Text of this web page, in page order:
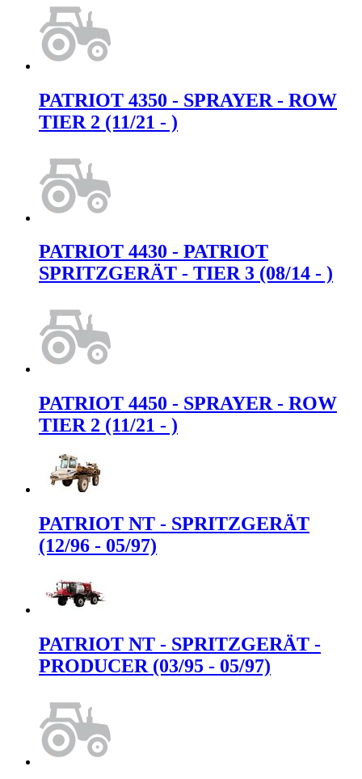
PATRIOT 4350 - SPRAYER - ROW
TIER 2 (11/21 - )
PATRIOT 4430 - PATRIOT
SPRITZGERÄT - TIER 3 (08/14 - )
PATRIOT 4450 - SPRAYER - ROW
TIER 2 (11/21 - )
PATRIOT NT - SPRITZGERÄT
(12/96 - 05/97)
PATRIOT NT - SPRITZGERÄT -
PRODUCER (03/95 - 05/97)